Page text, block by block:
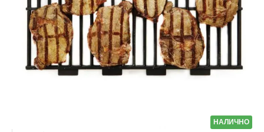
НАЛИЧНО